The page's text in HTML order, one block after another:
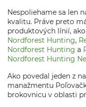
Nespoliehame sa len
kvalitu. Práve preto
produktových línií,
Nordforest Hunting,
Nordforest Hunting a
Nordforest Hunting
Ako povedal jeden z
manažmentu
brokovnicu v oblasti